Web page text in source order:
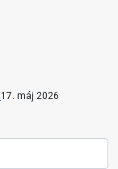
17. máj 2026